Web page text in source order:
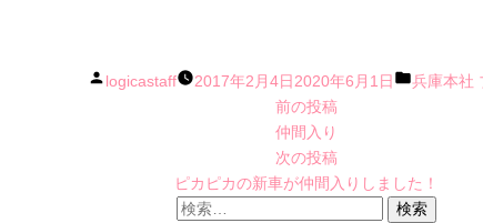
投
logicastaff 2017年2月4日 2020年6月1日
カ
ー:
兵庫本社
前の投稿前
投
稿:
仲間入り
次の投稿次
の
ピカピカの新車が仲間入りしました！
検